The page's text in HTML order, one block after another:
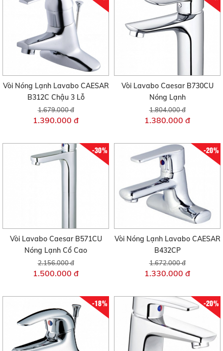
Vòi Nóng Lạnh Lavabo CAESAR
B312C Chậu 3 Lỗ
1.679.000 đ
1.390.000 đ
Vòi Lavabo Caesar B730CU
Nóng Lạnh
1.804.000 đ
1.380.000 đ
-30%
Vòi Lavabo Caesar B571CU
Nóng Lạnh Cổ Cao
2.156.000 đ
1.500.000 đ
-20%
Vòi Nóng Lạnh Lavabo CAESAR
B432CP
1.672.000 đ
1.330.000 đ
-18% -20%